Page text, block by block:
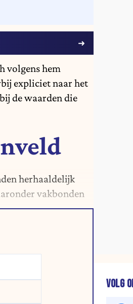
volgens hem
expliciet naar het
de waarden die
herhaaldelijk
vakbonden
VOLG